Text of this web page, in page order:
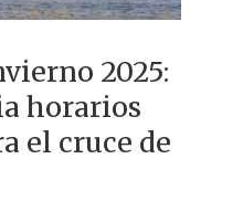
2025:
horarios
el cruce de